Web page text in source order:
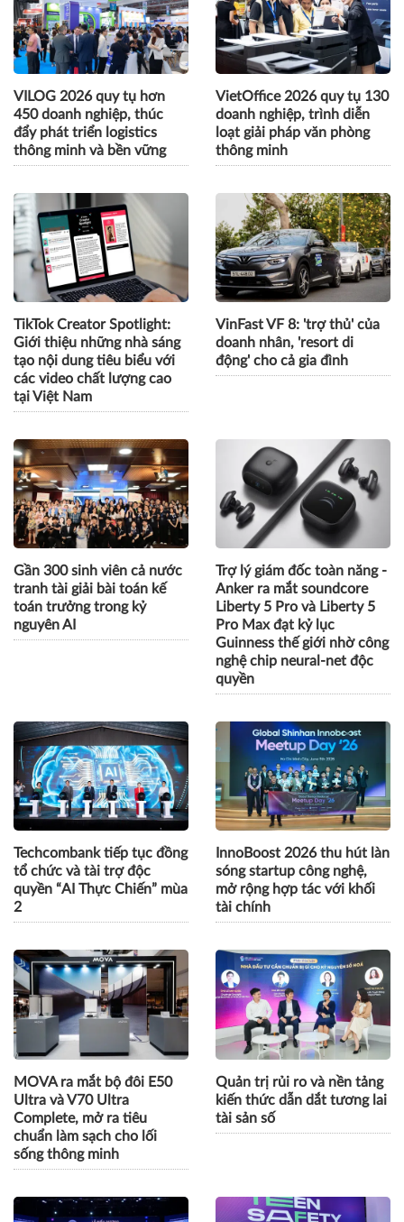
VILOG 2026 quy tụ hơn
450 doanh nghiệp, thúc
đẩy phát triển logistics
thông minh và bền vững
VietOffice 2026 quy tụ 130
doanh nghiệp, trình diễn
loạt giải pháp văn phòng
thông minh
TikTok Creator Spotlight:
Giới thiệu những nhà sáng
tạo nội dung tiêu biểu với
các video chất lượng cao
tại Việt Nam
VinFast VF 8: 'trợ thủ' của
doanh nhân, 'resort di
động' cho cả gia đình
Gần 300 sinh viên cả nước
tranh tài giải bài toán kế
toán trưởng trong kỷ
nguyên AI
Trợ lý giám đốc toàn năng -
Anker ra mắt soundcore
Liberty 5 Pro và Liberty 5
Pro Max đạt kỷ lục
Guinness thế giới nhờ công
nghệ chip neural-net độc
quyền
Techcombank tiếp tục đồng
tổ chức và tài trợ độc
quyền “AI Thực Chiến” mùa
2
InnoBoost 2026 thu hút làn
sóng startup công nghệ,
mở rộng hợp tác với khối
tài chính
MOVA ra mắt bộ đôi E50
Ultra và V70 Ultra
Complete, mở ra tiêu
chuẩn làm sạch cho lối
sống thông minh
Quản trị rủi ro và nền tảng
kiến thức dẫn dắt tương lai
tài sản số